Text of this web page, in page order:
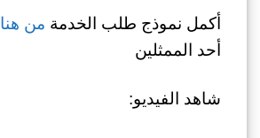
أكمل نموذج طلب الخدمة من هنا
أحد الممثلين
شاهد الفيديو: